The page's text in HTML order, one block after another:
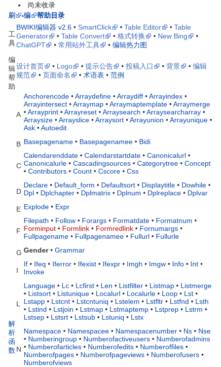
尚未收录
刷
•编 帮助目录
工
具
BWIKI编辑器 v2.6 • SmartClick • Table Editor • Table
Generator
• Table Convert • 格式转换 • New Bing
•
ChatGPT
• 常用站外工具 • 编辑热力图
编
辑
帮
助
设计首页 • Logo • 提示公告 • 投稿入口 • 背景 • 编辑
规范
• 页面命名 • 术语表 • 范例
解
析
函
数
A
Anchorencode •Arraydefine •Arraydiff •Arrayindex •
Arrayintersect •Arraymap •Arraymaptemplate •Arraymerge
•Arrayprint •Arrayreset •Arraysearch •Arraysearcharray •
Arraysize •Arrayslice •Arraysort •Arrayunion •Arrayunique •
Ask •Autoedit
B Basepagename • Basepagenamee • Bidi
C
Calendarenddate • Calendarstartdate • Canonicalurl •
Canonicalurle • Cascadingsources • Categorytree • Concept
• Contributors • Count • Cscore • Css
D
Declare • Default_form • Defaultsort • Displaytitle • Dowhile •
Dpl • Dplchapter • Dplmatrix • Dplnum • Dplreplace • Dplvar
E Explode • Expr
F
Filepath • Follow • Forargs • Formatdate • Formatnum •
Forminput • Formlink • Formredlink • Fornumargs •
Fullpagename • Fullpagenamee • Fullurl • Fullurle
G Gender• Grammar
I
If • Ifeq • Iferror • Ifexist • Ifexpr • Imgh • Imgw • Info • Int •
Invoke
L
Language • Lc • Lcfirst • Len • Listfilter • Listmap • Listmerge
• Listsort • Listunique • Localurl • Localurle • Loop • Lst •
Lstapp • Lstcnt • Lstcntuniq • Lstelem • Lstfltr • Lstfnd • Lsth
• Lstind • Lstjoin • Lstmap • Lstmaptemp • Lstprep • Lstrm •
Lstsep • Lstsrt • Lstsub • Lstuniq • Lstx
N
Namespace • Namespacee • Namespacenumber • Ns • Nse
• Numberingroup • Numberofactiveusers • Numberofadmins
• Numberofarticles • Numberofedits • Numberoffiles •
Numberofpages • Numberofpageviews • Numberofusers •
Numberofviews